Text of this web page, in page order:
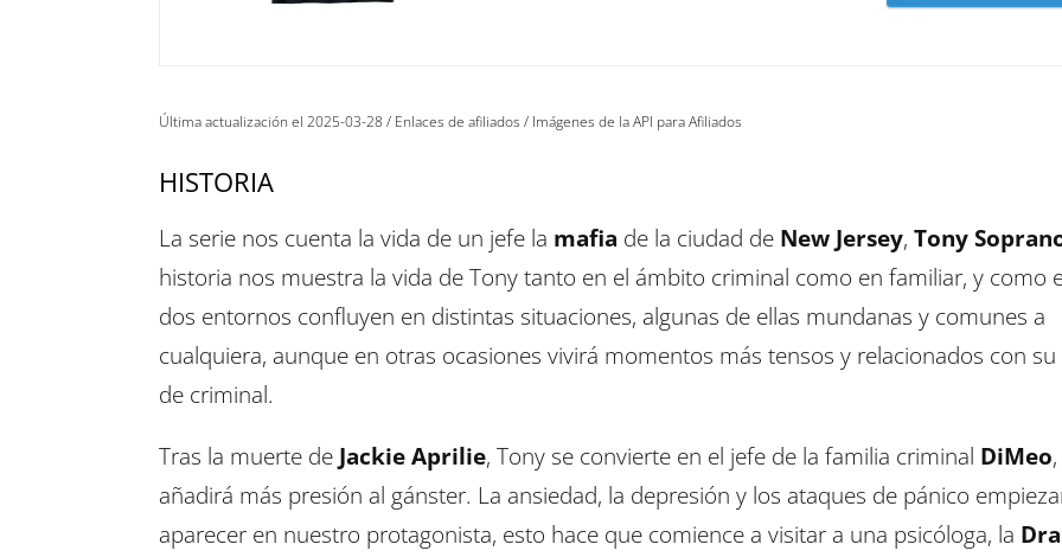
Última actualización el 2025-03-28 / Enlaces de afiliados / Imágenes de la API para Afiliados
HISTORIA
La serie nos cuenta la vida de un jefe la mafia de la ciudad de New Jersey,Tony
historia nos muestra la vida de Tony tanto en el ámbito criminal como en familiar, y como
dos entornos confluyen en distintas situaciones, algunas de ellas mundanas y comunes a
cualquiera, aunque en otras ocasiones vivirá momentos más tensos y relacionados con
de criminal.
Tras la muerte de Jackie Aprilie, Tony se convierte en el jefe de la familia criminal DiMeo
añadirá más presión al gánster. La ansiedad, la depresión y los ataques de pánico
aparecer en nuestro protagonista, esto hace que comience a visitar a una psicóloga, la Dra